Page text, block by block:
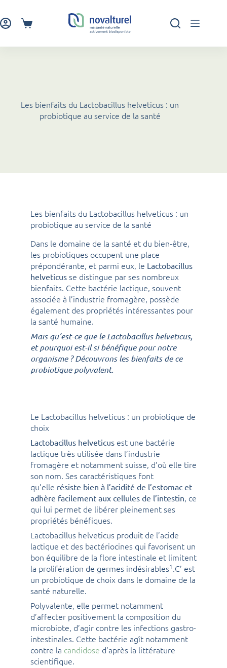
au
contenuPanier
Les bienfaits du Lactobacillus helveticus : un
probiotique au service de la santé
Les bienfaits du Lactobacillus helveticus : un
probiotique au service de la santé
Dans le domaine de la santé et du bien-être,
les probiotiques occupent une place
prépondérante, et parmi eux, le Lactobacillus
helveticus se distingue par ses nombreux
bienfaits. Cette bactérie lactique, souvent
associée à l’industrie fromagère, possède
également des propriétés intéressantes pour
la santé humaine.
Mais qu’est-ce que le Lactobacillus helveticus,
et pourquoi est-il si bénéfique pour notre
organisme ? Découvrons les bienfaits de ce
probiotique polyvalent.
Le Lactobacillus helveticus : un probiotique de
choix
Lactobacillus helveticus est une bactérie
lactique très utilisée dans l’industrie
fromagère et notamment suisse, d’où elle tire
son nom. Ses caractéristiques font
qu’elle résiste bien à l’acidité de l’estomac et
adhère facilement aux cellules de l’intestin, ce
qui lui permet de libérer pleinement ses
propriétés bénéfiques.
Lactobacillus helveticus produit de l’acide
lactique et des bactériocines qui favorisent un
bon équilibre de la flore intestinale et limitent
la prolifération de germes indésirables1.C’ est
un probiotique de choix dans le domaine de la
santé naturelle.
Polyvalente, elle permet notamment
d’affecter positivement la composition du
microbiote, d’agir contre les infections gastro-
intestinales. Cette bactérie agît notamment
contre la candidose d’après la littérature
scientifique.